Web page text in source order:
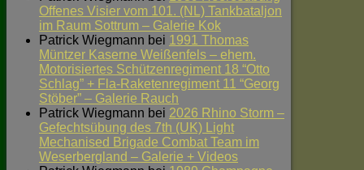
Offenes Visier vom 101. (NL) Tankbataljon
im Raum Sottrum – Galerie Kok
Patrick Wiegmann bei 1991 Thomas
Müntzer Kaserne Weißenfels – ehem.
Motorisiertes Schützenregiment 18 “Otto
Schlag” + Fla-Raketenregiment 11 “Georg
Stöber” – Galerie Rauch
Patrick Wiegmann bei 2026 Rhino Storm –
Gefechtsübung des 7th (UK) Light
Mechanised Brigade Combat Team im
Weserbergland – Galerie + Videos